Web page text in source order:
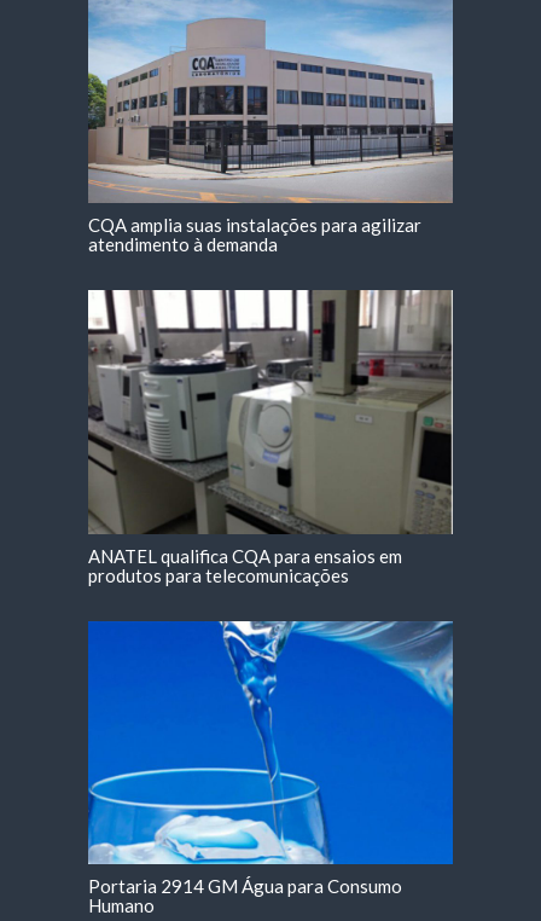
CQA amplia suas instalações para agilizar
atendimento à demanda
ANATEL qualifica CQA para ensaios em
produtos para telecomunicações
Portaria 2914 GM Água para Consumo
Humano